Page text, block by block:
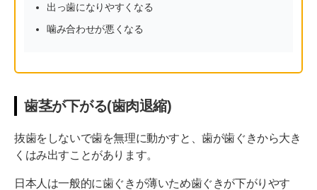
出っ歯になりやすくなる
噛み合わせが悪くなる
歯茎が下がる(歯肉退縮)
抜歯をしないで歯を無理に動かすと、歯が歯ぐきから大き
くはみ出すことがあります。
日本人は一般的に歯ぐきが薄いため歯ぐきが下がりやす